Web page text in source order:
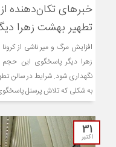
خبر‌های تکان‌دهنده
تطهیر بهشت زهرا
افزایش مرگ و میر ناشی از
زهرا دیگر پاسخگوی این حجم
نگهداری شود. شرایط در سالن
به شکلی که تلاش پرسنل
31
اکتبر